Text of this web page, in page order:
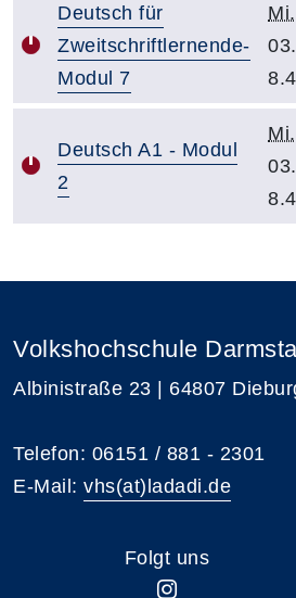
Deutsch für
Zweitschriftlernende-
Modul 7
Mi.
Deutsch A1 - Modul
2
Mi.
Volkshochschule
Albinistraße 23 | 64807
Telefon: 06151 / 881 - 2301
E-Mail: vhs(at)ladadi.de
Folgt uns